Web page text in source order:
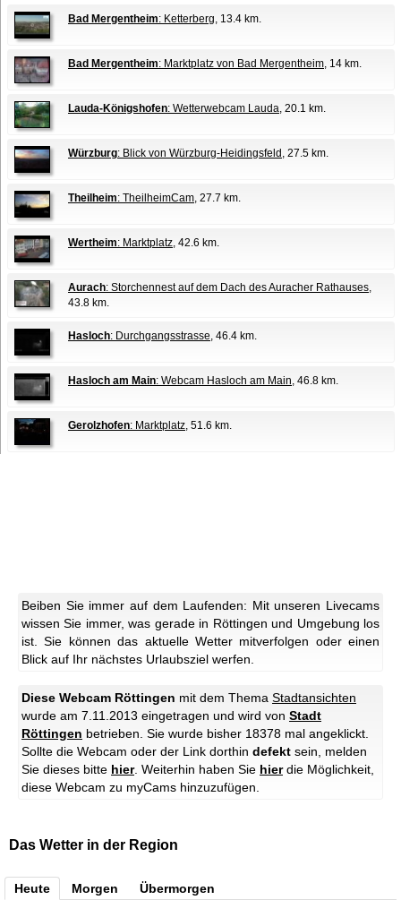
Bad Mergentheim: Ketterberg, 13.4 km.
Bad Mergentheim: Marktplatz von Bad Mergentheim, 14 km.
Lauda-Königshofen: Wetterwebcam Lauda, 20.1 km.
Würzburg: Blick von Würzburg-Heidingsfeld , 27.5 km.
Theilheim: TheilheimCam, 27.7 km.
Wertheim: Marktplatz, 42.6 km.
Aurach: Storchennest auf dem Dach des Auracher Rathauses,
43.8 km.
Hasloch: Durchgangsstrasse, 46.4 km.
Hasloch am Main: Webcam Hasloch am Main, 46.8 km.
Gerolzhofen: Marktplatz, 51.6 km.
Beiben Sie immer auf dem Laufenden: Mit unseren Livecams
wissen Sie immer, was gerade in Röttingen und Umgebung los
ist. Sie können das aktuelle Wetter mitverfolgen oder einen
Blick auf Ihr nächstes Urlaubsziel werfen.
Diese Webcam Röttingen mit dem Thema Stadtansichten
wurde am 7.11.2013 eingetragen und wird von Stadt
Röttingen betrieben. Sie wurde bisher 18378 mal angeklickt.
Sollte die Webcam oder der Link dorthin defekt sein, melden
Sie dieses bitte hier. Weiterhin haben Sie hierdie Möglichkeit,
diese Webcam zu myCams hinzuzufügen.
Das Wetter in der Region
Heute Morgen Übermorgen